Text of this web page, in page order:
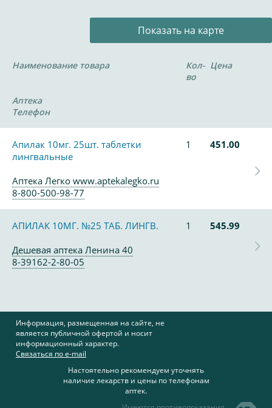
Показать на карте
Наименование товара
Кол-
во
Цена
Аптека
Телефон
Апилак 10мг. 25шт. таблетки
лингвальные
1 451.00
Аптека Легко www.aptekalegko.ru
8-800-500-98-77
АПИЛАК 10МГ. №25 ТАБ. ЛИНГВ. 1
545.99
Дешевая аптека Ленина 40
8-39162-2-80-05
Информация, размещенная на сайте, не
является публичной офертой и носит
информационный характер.
Связаться по e-mail
Настоятельно рекомендуем уточнять
наличие лекарств и цены по телефонам
аптек.